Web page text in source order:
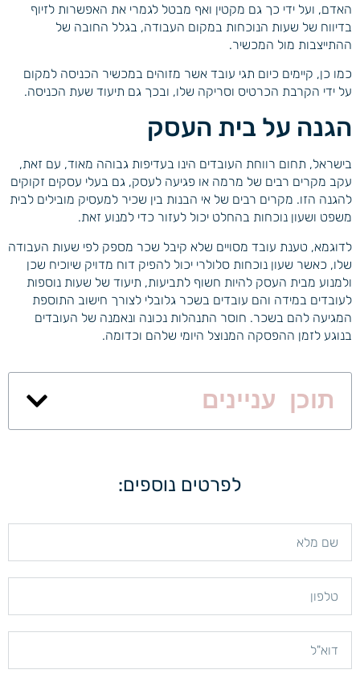
האדם, ועל ידי כך גם מקטין ואף מבטל לגמרי את האפשרות לזיוף
בדיווח של שעות הנוכחות במקום העבודה, בגלל החובה של
ההתייצבות מול המכשיר.
כמו כן, קיימים כיום תגי עובד אשר מזוהים במכשיר הכניסה למקום
על ידי הקרבת הכרטיס וסריקה שלו, ובכך גם תיעוד שעת הכניסה.
הגנה על בית העסק
בישראל, תחום רווחת העובדים הינו בעדיפות גבוהה מאוד, עם זאת,
עקב מקרים רבים של מרמה או פגיעה לעסק, גם בעלי עסקים זקוקים
להגנה הזו. מקרים רבים של אי הבנות בין שכיר למעסיק מובילים לבית
משפט ושעון נוכחות בהחלט יכול לעזור כדי למנוע זאת.
לדוגמא, טענת עובד מסויים שלא קיבל שכר מספק לפי שעות העבודה
שלו, כאשר שעון נוכחות סלולרי יכול להפיק דוח מדויק שיוכיח שכן
ולמנוע מבית העסק להיות חשוף לתביעות, תיעוד של שעות נוספות
לעובדים במידה והם עובדים בשכר גלובלי לצורך חישוב התוספת
המגיעה להם בשכר. חוסר התנהלות נכונה ונאמנה של העובדים
בנוגע לזמן ההפסקה המנוצל היומי שלהם וכדומה.
תוכן עניינים
לפרטים נוספים: